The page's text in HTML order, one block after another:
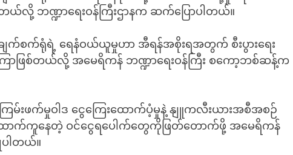
ယ်လို့ ဘဏ္ဍာရေးဝန်ကြီးဌာနက ဆက်ပြောပါတယ်။
ချက်စက်ရုံရဲ့ ရေနံဝယ်ယူမှုဟာ အီရန်အစိုးရအတွက် စီးပွားရေး
ာဖြစ်တယ်လို့ အမေရိကန် ဘဏ္ဍာရေးဝန်ကြီး စကော့ဘစ်ဆန့်က
မ်းဖက်မှုဝါဒ ငွေကြေးထောက်ပံ့မှုနဲ့ နျူကလီးယားအစီအစဉ်
ောက်ကူနေတဲ့ ဝင်ငွေရပေါက်တွေကိုဖြတ်တောက်ဖို့ အမေရိကန်
ါတယ်။